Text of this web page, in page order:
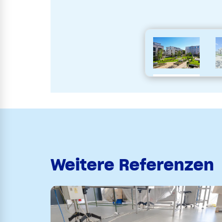
Weitere Referenzen